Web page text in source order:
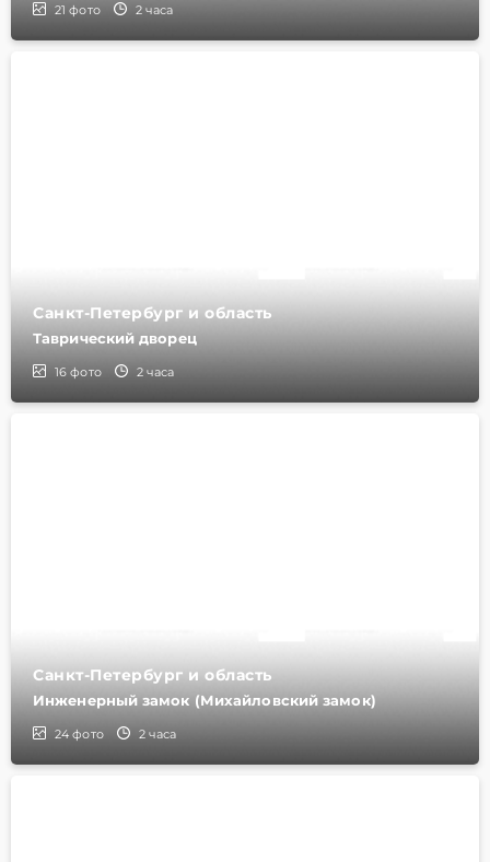
21 фото 2 часа
Санкт-Петербург и область
Таврический дворец
16 фото 2 часа
Санкт-Петербург и область
Инженерный замок (Михайловский замок)
24 фото 2 часа